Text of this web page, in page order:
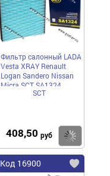
Купить
Фильтр салонный LADA
Vesta XRAY Renault
Logan Sandero Nissan
Micra SCT SA1324
SCT
408,50 руб
Код 16900